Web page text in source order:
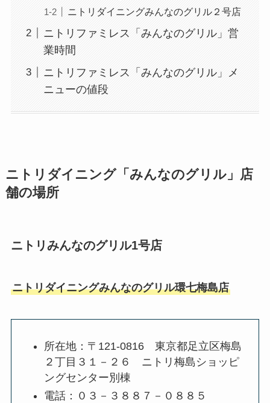
ニトリダイニングみんなのグリル２号店
ニトリファミレス「みんなのグリル」営
業時間
ニトリファミレス「みんなのグリル」メ
ニューの値段
ニトリダイニング「みんなのグリル」店
舗の場所
ニトリみんなのグリル1号店
ニトリダイニングみんなのグリル環七梅島店
所在地：〒121-0816 東京都足立区梅島
２丁目３１－２６ ニトリ梅島ショッピ
ングセンター別棟
電話：０３－３８８７－０８８５